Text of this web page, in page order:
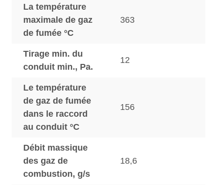
La température
maximale de gaz
de fumée °C
363
Tirage min. du
conduit min., Pa.
12
Le température
de gaz de fumée
dans le raccord
au conduit °C
156
Débit massique
des gaz de
combustion, g/s
18,6